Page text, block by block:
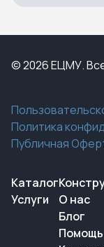
© 2026 ЕЦМУ.
Политика
Публичная
Каталог
Услуги
О нас
Блог
Помощь